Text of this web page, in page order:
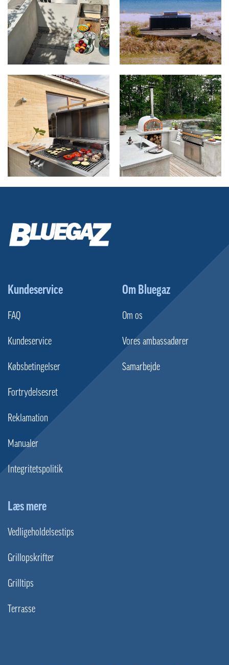
Kundeservice
FAQ
Kundeservice
Købsbetingelser
Fortrydelsesret
Reklamation
Manualer
Integritetspolitik
Om Bluegaz
Om os
Vores ambassadører
Samarbejde
Læs mere
Vedligeholdelsestips
Grillopskrifter
Grilltips
Terrasse